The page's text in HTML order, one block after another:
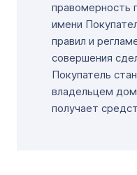
правомерность
имени
правил и
совершения
Покупатель
владельцем
получает